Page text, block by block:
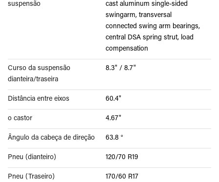
suspensão
cast aluminum single-sided
swingarm, transversal
connected swing arm bearings,
central DSA spring strut, load
compensation
Curso da suspensão
dianteira/traseira
8.3" / 8.7"
Distância entre eixos 60.4"
o castor 4.67"
Ângulo da cabeça de direção 63.8 °
Pneu (dianteiro) 120/70 R19
Pneu (Traseiro) 170/60 R17